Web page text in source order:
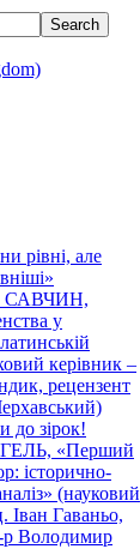
рівні, але
САВЧИН,
у
керівник –
рецензент
до зірок!
«Перший
історично-
(науковий
Іван Гаваньо,
р Володимир